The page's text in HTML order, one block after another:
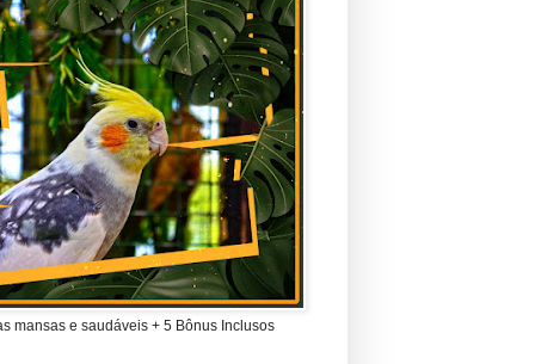
mansas e saudáveis + 5 Bônus Inclusos